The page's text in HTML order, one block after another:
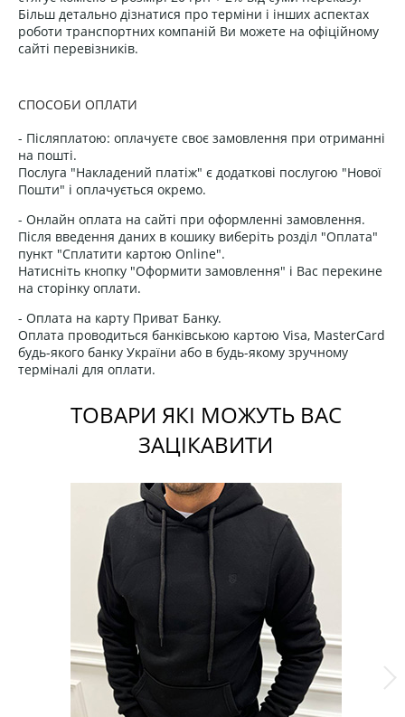
Більш детально дізнатися про терміни і інших аспектах
роботи транспортних компаній Ви можете на офіційному
сайті перевізників.
СПОСОБИ ОПЛАТИ
- Післяплатою: оплачуєте своє замовлення при отриманні
на пошті.
Послуга "Накладений платіж" є додаткові послугою "Нової
Пошти" і оплачується окремо.
- Онлайн оплата на сайті при оформленні замовлення.
Після введення даних в кошику виберіть розділ "Оплата"
пункт "Сплатити картою Online".
Натисніть кнопку "Оформити замовлення" і Вас перекине
на сторінку оплати.
- Оплата на карту Приват Банку.
Оплата проводиться банківською картою Visa, MasterCard
будь-якого банку України або в будь-якому зручному
терміналі для оплати.
ТОВАРИ ЯКІ МОЖУТЬ ВАС
ЗАЦІКАВИТИ